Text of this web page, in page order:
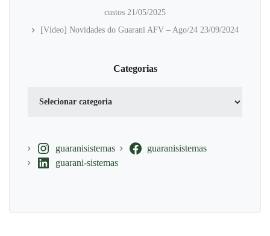
custos 21/05/2025
[Vídeo] Novidades do Guarani AFV – Ago/24 23/09/2024
Categorias
guaranisistemas
guaranisistemas
guarani-sistemas